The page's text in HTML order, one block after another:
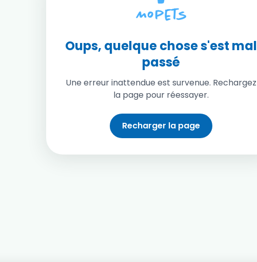
Oups, quelque chose s'est mal
passé
Une erreur inattendue est survenue. Rechargez
la page pour réessayer.
Recharger la page